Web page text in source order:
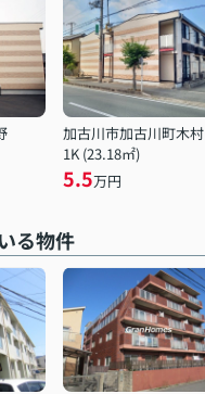
加古川市加古川町木村
1K (23.18㎡)
5.5万円
る物件